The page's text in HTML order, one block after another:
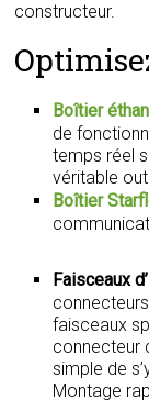
constructeur.
Boîtier
de
temps réel
véritable
Boîtier
Faisceaux
faisceaux
connecteur
simple de
Montage